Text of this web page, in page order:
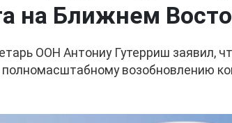
на Ближнем
ООН Антониу Гутерриш
возобновлению